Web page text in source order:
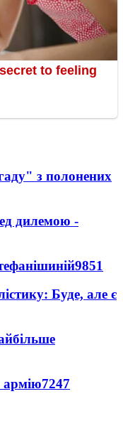
з полонених
дилемою -
9851
Буде, але є
армію7247